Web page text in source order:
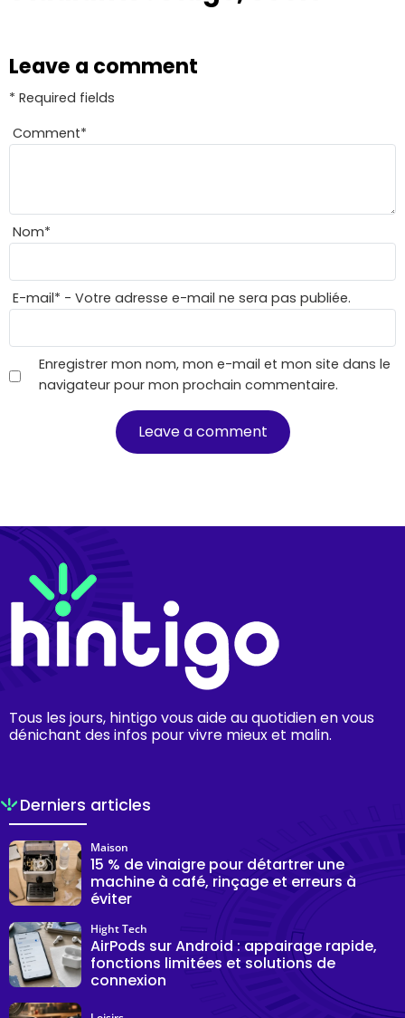
Leave a comment
* Required fields
Comment*
Nom*
E-mail* - Votre adresse e-mail ne sera pas publiée.
Enregistrer mon nom, mon e-mail et mon site dans le
navigateur pour mon prochain commentaire.
Tous les jours, hintigo vous aide au quotidien en vous
dénichant des infos pour vivre mieux et malin.
Derniers articles
15 % de vinaigre pour détartrer une
machine à café, rinçage et erreurs à
éviter
Maison
AirPods sur Android : appairage rapide,
fonctions limitées et solutions de
connexion
Hight Tech